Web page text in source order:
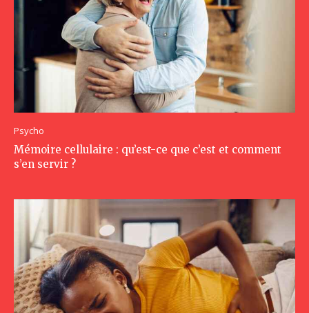
Psycho
Mémoire cellulaire : qu’est-ce que c’est et comment
s’en servir ?